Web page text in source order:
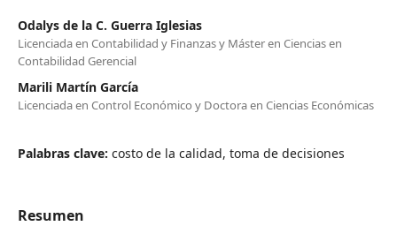
Odalys de la C. Guerra Iglesias
Licenciada en Contabilidad y Finanzas y Máster en Ciencias en
Contabilidad Gerencial
Marili Martín García
Licenciada en Control Económico y Doctora en Ciencias Económicas
Palabras clave: costo de la calidad, toma de decisiones
Resumen